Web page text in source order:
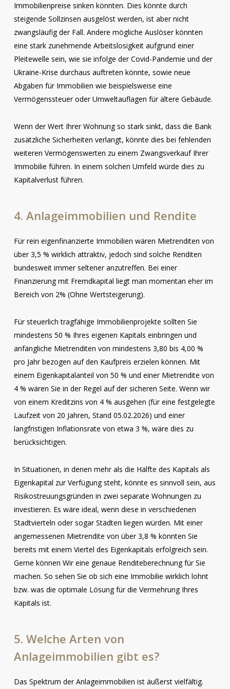
Immobilienpreise sinken könnten. Dies könnte durch
steigende Sollzinsen ausgelöst werden, ist aber nicht
zwangsläufig der Fall. Andere mögliche Auslöser könnten
eine stark zunehmende Arbeitslosigkeit aufgrund einer
Pleitewelle sein, wie sie infolge der Covid-Pandemie und der
Ukraine-Krise durchaus auftreten könnte, sowie neue
Abgaben für Immobilien wie beispielsweise eine
Vermögenssteuer oder Umweltauflagen für ältere Gebäude.
Wenn der Wert Ihrer Wohnung so stark sinkt, dass die Bank
zusätzliche Sicherheiten verlangt, könnte dies bei fehlenden
weiteren Vermögenswerten zu einem Zwangsverkauf Ihrer
Immobilie führen. In einem solchen Umfeld würde dies zu
Kapitalverlust führen.
4. Anlageimmobilien und Rendite
Für rein eigenfinanzierte Immobilien wären Mietrenditen von
über 3,5 % wirklich attraktiv, jedoch sind solche Renditen
bundesweit immer seltener anzutreffen. Bei einer
Finanzierung mit Fremdkapital liegt man momentan eher im
Bereich von 2% (Ohne Wertsteigerung).
Für steuerlich tragfähige Immobilienprojekte sollten Sie
mindestens 50 % Ihres eigenen Kapitals einbringen und
anfängliche Mietrenditen von mindestens 3,80 bis 4,00 %
pro Jahr bezogen auf den Kaufpreis erzielen können. Mit
einem Eigenkapitalanteil von 50 % und einer Mietrendite von
4 % wären Sie in der Regel auf der sicheren Seite. Wenn wir
von einem Kreditzins von 4 % ausgehen (für eine festgelegte
Laufzeit von 20 Jahren, Stand 05.02.2026) und einer
langfristigen Inflationsrate von etwa 3 %, wäre dies zu
berücksichtigen.
In Situationen, in denen mehr als die Hälfte des Kapitals als
Eigenkapital zur Verfügung steht, könnte es sinnvoll sein, aus
Risikostreuungsgründen in zwei separate Wohnungen zu
investieren. Es wäre ideal, wenn diese in verschiedenen
Stadtvierteln oder sogar Städten liegen würden. Mit einer
angemessenen Mietrendite von über 3,8 % könnten Sie
bereits mit einem Viertel des Eigenkapitals erfolgreich sein.
Gerne können Wir eine genaue Renditeberechnung für Sie
machen. So sehen Sie ob sich eine Immobilie wirklich lohnt
bzw. was die optimale Lösung für die Vermehrung Ihres
Kapitals ist.
5. Welche Arten von
Anlageimmobilien gibt es?
Das Spektrum der Anlageimmobilien ist äußerst vielfältig.